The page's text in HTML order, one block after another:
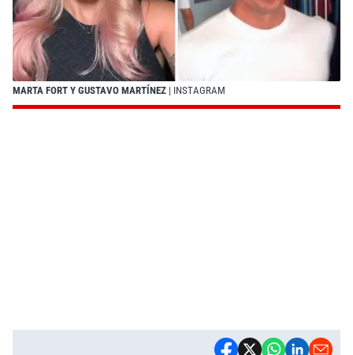
MARTA FORT Y GUSTAVO MARTÍNEZ | INSTAGRAM